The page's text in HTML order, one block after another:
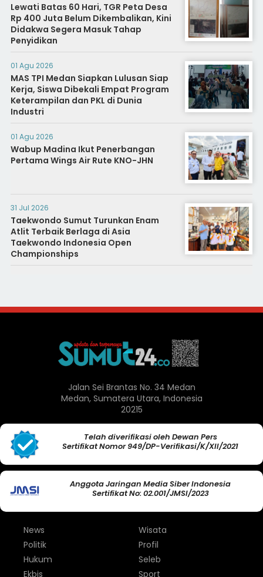
Lewati Batas 60 Hari, TGR Peta Desa
Rp 400 Juta Belum Dikembalikan, Kini
Didakwa Segera Masuk Tahap
Penyidikan
01 Agu 2026
MAS TPI Medan Siapkan Lulusan Siap
Kerja, Siswa Dibekali Empat Program
Keterampilan dan PKL di Dunia
Industri
01 Agu 2026
Wabup Madina Ikut Penerbangan
Pertama Wings Air Rute KNO-JHN
31 Jul 2026
Taekwondo Sumut Turunkan Enam
Atlit Terbaik Berlaga di Asia
Taekwondo Indonesia Open
Championships
Jalan Sei Brantas No. 34 Medan
Medan, Sumatera Utara, Indonesia
20215
Telah diverifikasi oleh Dewan Pers
Sertifikat Nomor 949/DP-Verifikasi/K/XII/2021
Anggota Jaringan Media Siber Indonesia
Sertifikat No: 02.001/JMSI/2023
News
Politik
Hukum
Ekbis
Wisata
Profil
Seleb
Sport